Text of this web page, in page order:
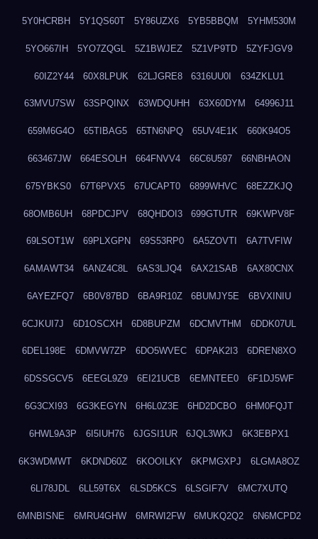
5Y0HCRBH 5Y1QS60T 5Y86UZX6 5YB5BBQM 5YHM530M
5YO667IH 5YO7ZQGL 5Z1BWJEZ 5Z1VP9TD 5ZYFJGV9
60IZ2Y44 60X8LPUK 62LJGRE8 6316UU0I 634ZKLU1
63MVU7SW 63SPQINX 63WDQUHH 63X60DYM 64996J11
659M6G4O 65TIBAG5 65TN6NPQ 65UV4E1K 660K94O5
663467JW 664ESOLH 664FNVV4 66C6U597 66NBHAON
675YBKS0 67T6PVX5 67UCAPT0 6899WHVC 68EZZKJQ
68OMB6UH 68PDCJPV 68QHDOI3 699GTUTR 69KWPV8F
69LSOT1W 69PLXGPN 69S53RP0 6A5ZOVTI 6A7TVFIW
6AMAWT34 6ANZ4C8L 6AS3LJQ4 6AX21SAB 6AX80CNX
6AYEZFQ7 6B0V87BD 6BA9R10Z 6BUMJY5E 6BVXINIU
6CJKUI7J 6D1OSCXH 6D8BUPZM 6DCMVTHM 6DDK07UL
6DEL198E 6DMVW7ZP 6DO5WVEC 6DPAK2I3 6DREN8XO
6DSSGCV5 6EEGL9Z9 6EI21UCB 6EMNTEE0 6F1DJ5WF
6G3CXI93 6G3KEGYN 6H6L0Z3E 6HD2DCBO 6HM0FQJT
6HWL9A3P 6I5IUH76 6JGSI1UR 6JQL3WKJ 6K3EBPX1
6K3WDMWT 6KDND60Z 6KOOILKY 6KPMGXPJ 6LGMA8OZ
6LI78JDL 6LL59T6X 6LSD5KCS 6LSGIF7V 6MC7XUTQ
6MNBISNE 6MRU4GHW 6MRWI2FW 6MUKQ2Q2 6N6MCPD2